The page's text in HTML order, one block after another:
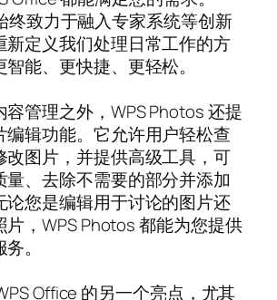
终致力于融入专家系统等创新
新定义我们处理日常工作的方
能、更快捷、更轻松。
容管理之外，WPS Photos 还提
编辑功能。它允许用户轻松查
改图片，并提供高级工具，可
量、去除不需要的部分并添加
论您是编辑用于讨论的图片还
片，WPS Photos 都能为您提供
。
Office 的另一个亮点，尤其